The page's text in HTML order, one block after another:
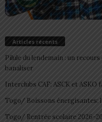
Articles récents
Pilule du lendemain : un
banaliser
Interclubs CAF: ASCK et ASKO
Togo/ Boissons énergisantes:
Togo/ Rentrée scolaire 2026-